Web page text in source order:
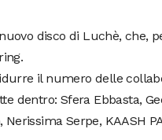
disco di Luchè, che,
il numero delle
dentro: Sfera Ebbasta,
Serpe, KAASH